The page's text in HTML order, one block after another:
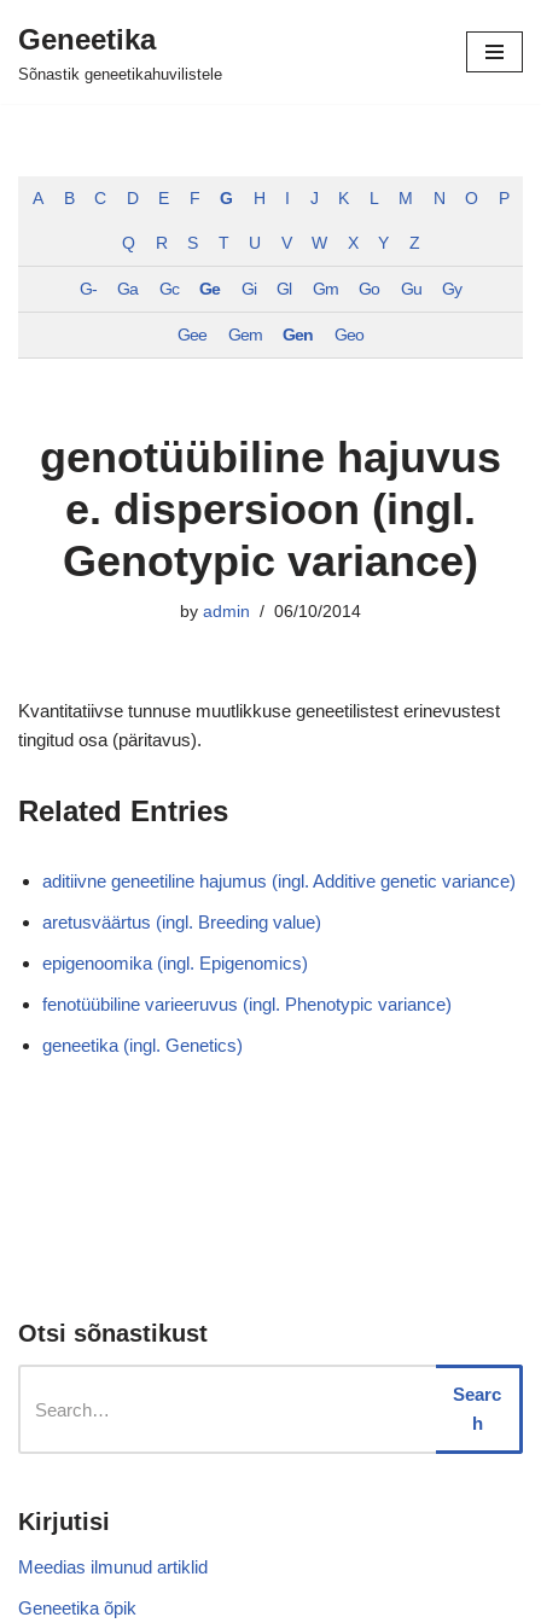
Skip
Geneetika
Sõnastik geneetikahuvilistele
A B C D E F G H J K L M N O P
Q R S T U V W X Y Z
G- Ga Gc Ge Gi Gl Gm Go Gu Gy
Gee Gem Gen Geo
genotüübiline hajuvus
e. dispersioon (ingl.
Genotypic variance)
by admin 06/10/2014
Kvantitatiivse tunnuse muutlikkuse geneetilistest erinevustest
tingitud osa (päritavus).
Related Entries
aditiivne geneetiline hajumus (ingl. Additive genetic variance)
aretusväärtus (ingl. Breeding value)
epigenoomika (ingl. Epigenomics)
fenotüübiline varieeruvus (ingl. Phenotypic variance)
geneetika (ingl. Genetics)
Otsi sõnastikust
Searc
h
Kirjutisi
Meedias ilmunud artiklid
Geneetika õpik